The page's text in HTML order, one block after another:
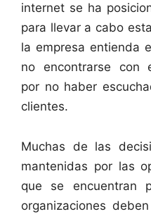
internet se ha
para llevar a cabo
la empresa entienda
no encontrarse con
por no haber
clientes.
Muchas de las
mantenidas por las
que se encuentran
organizaciones